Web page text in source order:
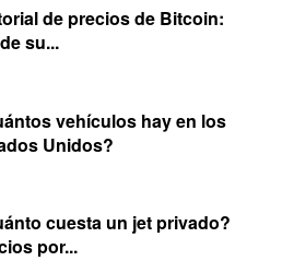
de precios de Bitcoin:
su...
vehículos hay en los
Unidos?
cuesta un jet privado?
por...